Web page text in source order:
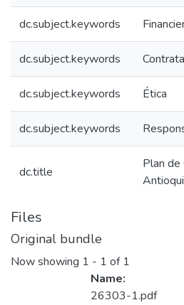
dc.subject.keywords
dc.subject.keywords
dc.subject.keywords Ética
dc.subject.keywords
dc.title
Plan
Files
Original bundle
Now showing 1 - 1 of 1
Name:
26303-1.pdf